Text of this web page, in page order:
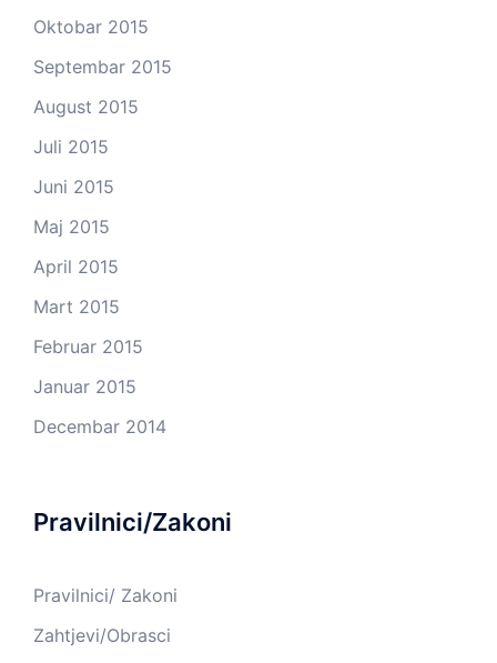
Oktobar 2015
Septembar 2015
August 2015
Juli 2015
Juni 2015
Maj 2015
April 2015
Mart 2015
Februar 2015
Januar 2015
Decembar 2014
Pravilnici/Zakoni
Pravilnici/ Zakoni
Zahtjevi/Obrasci